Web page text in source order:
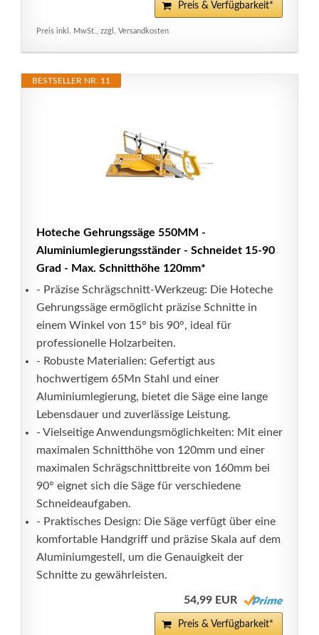
Preis & Verfügbarkeit*
Preis inkl. MwSt., zzgl. Versandkosten
BESTSELLER NR. 11
Hoteche Gehrungssäge 550MM -
Aluminiumlegierungsständer - Schneidet 15-90
Grad - Max. Schnitthöhe 120mm*
- Präzise Schrägschnitt-Werkzeug: Die Hoteche
Gehrungssäge ermöglicht präzise Schnitte in
einem Winkel von 15° bis 90°, ideal für
professionelle Holzarbeiten.
- Robuste Materialien: Gefertigt aus
hochwertigem 65Mn Stahl und einer
Aluminiumlegierung, bietet die Säge eine lange
Lebensdauer und zuverlässige Leistung.
- Vielseitige Anwendungsmöglichkeiten: Mit einer
maximalen Schnitthöhe von 120mm und einer
maximalen Schrägschnittbreite von 160mm bei
90° eignet sich die Säge für verschiedene
Schneideaufgaben.
- Praktisches Design: Die Säge verfügt über eine
komfortable Handgriff und präzise Skala auf dem
Aluminiumgestell, um die Genauigkeit der
Schnitte zu gewährleisten.
54,99 EUR
Preis & Verfügbarkeit*